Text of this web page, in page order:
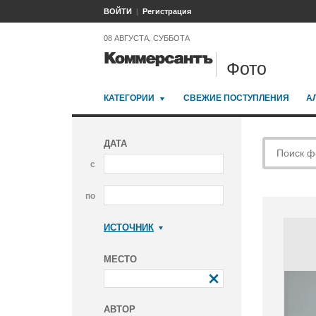
ВОЙТИ Регистрация
08 АВГУСТА, СУББОТА
Фото
КАТЕГОРИИ СВЕЖИЕ ПОСТУПЛЕНИЯ
ДАТА
с
по
ИСТОЧНИК
МЕСТО
АВТОР